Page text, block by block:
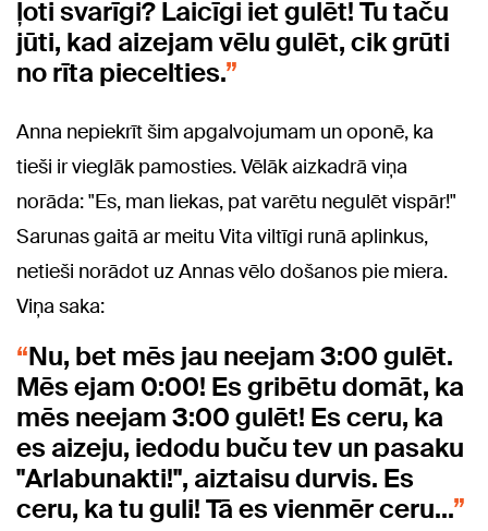
ļoti svarīgi? Laicīgi iet gulēt! Tu taču
jūti, kad aizejam vēlu gulēt, cik grūti
no rīta piecelties.
Anna nepiekrīt šim apgalvojumam un oponē, ka
tieši ir vieglāk pamosties. Vēlāk aizkadrā viņa
norāda: "Es, man liekas, pat varētu negulēt vispār!"
Sarunas gaitā ar meitu Vita viltīgi runā aplinkus,
netieši norādot uz Annas vēlo došanos pie miera.
Viņa saka:
Nu, bet mēs jau neejam 3:00 gulēt.
Mēs ejam 0:00! Es gribētu domāt, ka
mēs neejam 3:00 gulēt! Es ceru, ka
es aizeju, iedodu buču tev un pasaku
"Arlabunakti!", aiztaisu durvis. Es
ceru, ka tu guli! Tā es vienmēr ceru...